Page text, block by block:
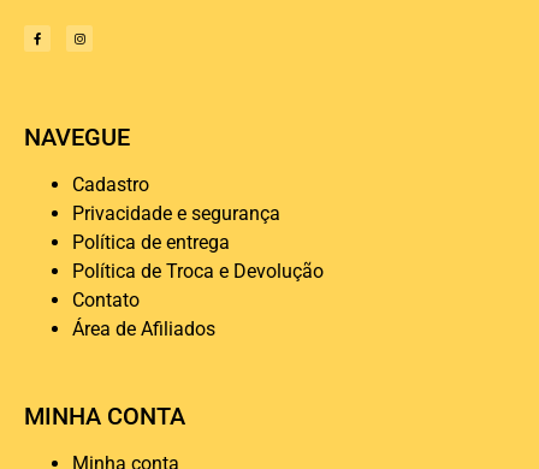
NAVEGUE
Cadastro
Privacidade e segurança
Política de entrega
Política de Troca e Devolução
Contato
Área de Afiliados
MINHA CONTA
Minha conta